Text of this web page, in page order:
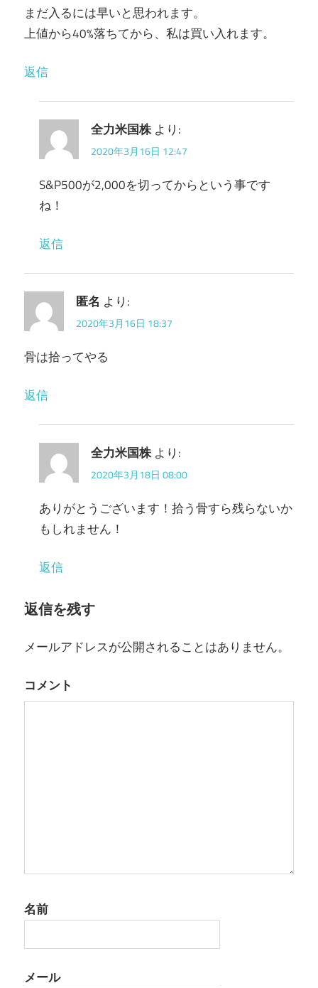
まだ入るには早いと思われます。
上値から40%落ちてから、私は買い入れます。
返信
全力米国株 より:
2020年3月16日 12:47
S&P500が2,000を切ってからという事です
ね！
返信
匿名 より:
2020年3月16日 18:37
骨は拾ってやる
返信
全力米国株 より:
2020年3月18日 08:00
ありがとうございます！拾う骨すら残らないか
もしれません！
返信
返信を残す
メールアドレスが公開されることはありません。
コメント
名前
メール